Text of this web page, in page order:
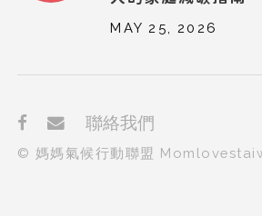
MAY 25, 2026
聯絡我們
© 媽媽氣候行動聯盟